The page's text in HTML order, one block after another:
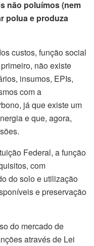
não poluímos (nem
polua e produza
custos, função social
não existe
insumos, EPIs,
com a
já que existe um
e que, agora,
Federal, a função
com
do solo e utilização
e preservação
do mercado de
através de Lei